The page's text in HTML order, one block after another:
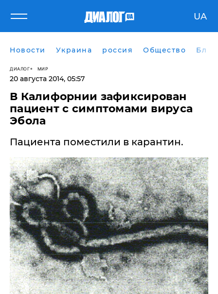
UA
Новости Украина россия Общество
ДИАЛОГ МИР
20 августа 2014, 05:57
В Калифорнии зафиксирован
пациент с симптомами вируса
Эбола
Пациента поместили в карантин.